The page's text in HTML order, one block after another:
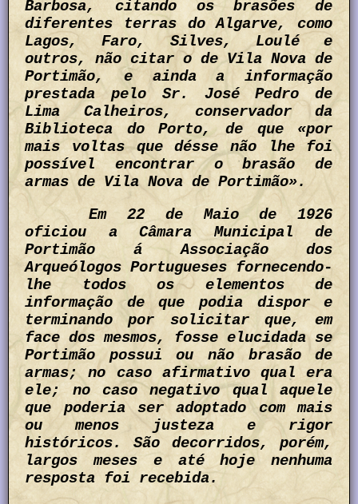
Barbosa, citando os brasões de
diferentes terras do Algarve, como
Lagos, Faro, Silves, Loulé e
outros, não citar o de Vila Nova de
Portimão, e ainda a informação
prestada pelo Sr. José Pedro de
Lima Calheiros, conservador da
Biblioteca do Porto, de que «por
mais voltas que désse não lhe foi
possível encontrar o brasão de
armas de Vila Nova de Portimão».
Em 22 de Maio de 1926
oficiou a Câmara Municipal de
Portimão á Associação dos
Arqueólogos Portugueses fornecendo-
lhe todos os elementos de
informação de que podia dispor e
terminando por solicitar que, em
face dos mesmos, fosse elucidada se
Portimão possui ou não brasão de
armas; no caso afirmativo qual era
ele; no caso negativo qual aquele
que poderia ser adoptado com mais
ou menos justeza e rigor
históricos. São decorridos, porém,
largos meses e até hoje nenhuma
resposta foi recebida.